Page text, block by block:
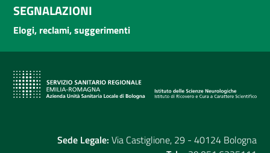
SEGNALAZIONI
Elogi, reclami, suggerimenti
Sede Legale: Via Castiglione, 29 - 40124 Bologna